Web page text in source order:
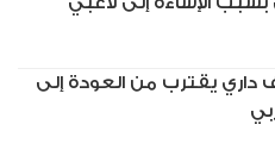
داري يقترب من العودة إلى